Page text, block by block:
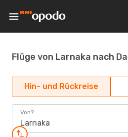
Flüge von Larnaka nach
Hin- und Rückreise
Von?
Larnaka